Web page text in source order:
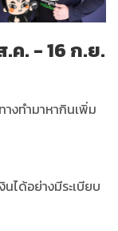
.ค. - 16 ก.ย.
างทำมาหากินเพิ่ม
ได้อย่างมีระเบียบ